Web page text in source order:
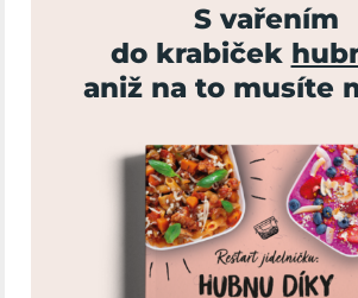
S vařením
do krabiček
aniž na to musíte